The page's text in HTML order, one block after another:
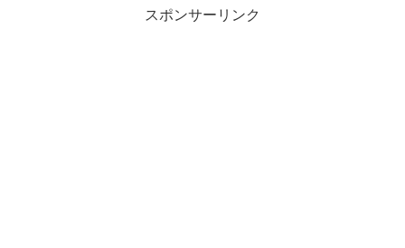
スポンサーリンク